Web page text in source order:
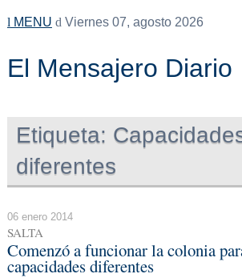
MENU Viernes 07, agosto 2026
El Mensajero Diario
Etiqueta:
diferentes
06 enero 2014
SALTA
Comenzó a funcionar la colonia
capacidades diferentes